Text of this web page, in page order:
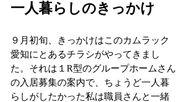
一人暮らしのきっかけ
９月初旬、きっかけはこのカムラック
愛知にとあるチラシがやってきまし
た。それは１R型のグループホームさん
の入居募集の案内で、ちょうど一人暮
らしがしたかった私は職員さんと一緒